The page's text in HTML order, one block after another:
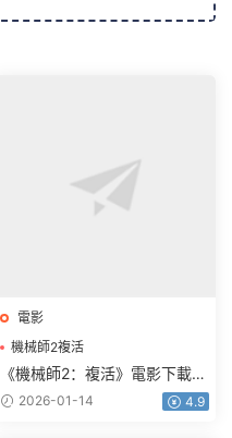
電影
機械師2複活
機械師2複活電影下載
《機械師2：複活》電影下載
1080p.BD中英雙字
2026-01-14 4.9